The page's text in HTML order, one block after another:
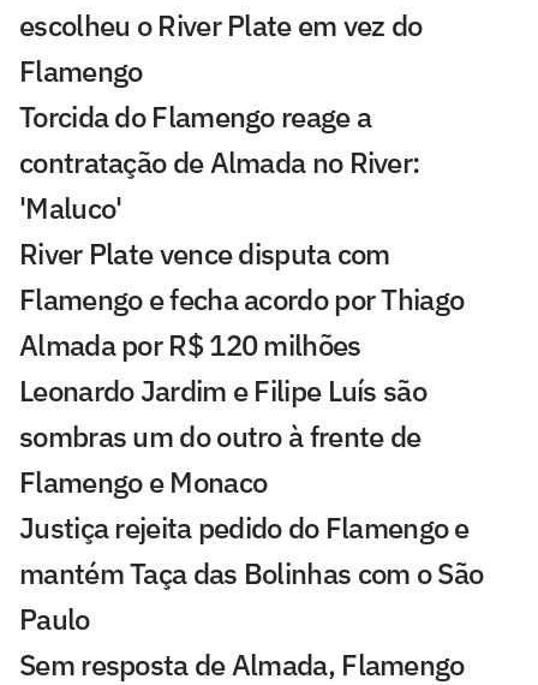
escolheu o River Plate em vez do
Flamengo
Torcida do Flamengo reage a
contratação de Almada no River:
'Maluco'
River Plate vence disputa com
Flamengo e fecha acordo por Thiago
Almada por R$ 120 milhões
Leonardo Jardim e Filipe Luís são
sombras um do outro à frente de
Flamengo e Monaco
Justiça rejeita pedido do Flamengo e
mantém Taça das Bolinhas com o São
Paulo
Sem resposta de Almada, Flamengo